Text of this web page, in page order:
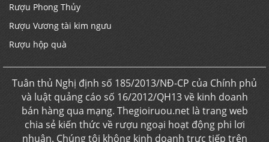
Rượu Phong Thủy
Rượu Vương tài kim ngưu
Rượu hộp quà
Tuân thủ Nghị định số 185/2013/NĐ-CP của Chính phủ
và luật quảng cáo số 16/2012/QH13 về kinh doanh
bán hàng qua mạng. Thegioiruou.net là trang web
chia sẻ kiến thức về rượu ngoại hoạt động phi lơi
nhuận. Chúng tôi không kinh doanh trực tiếp trên